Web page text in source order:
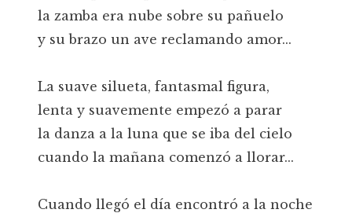
la zamba era nube sobre su pañuelo
y su brazo un ave reclamando amor...
La suave silueta, fantasmal figura,
lenta y suavemente empezó a parar
la danza a la luna que se iba del cielo
cuando la mañana comenzó a llorar...
Cuando llegó el día encontró a la noche